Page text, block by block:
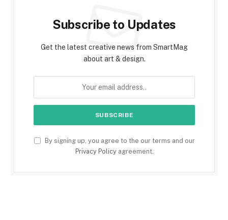
Subscribe to Updates
Get the latest creative news from SmartMag
about art & design.
By signing up, you agree to the our terms and our
Privacy Policyagreement.